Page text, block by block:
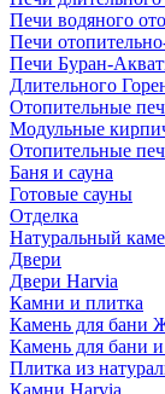
Печи водяного
Печи
Печи Буран-
Длительного
Отопительные
Модульные
Отопительные
Баня и сауна
Готовые сауны
Отделка
Натуральный
Двери
Двери Harvia
Камни и плитка
Камень для бани
Камень для бани
Плитка из
Камни Harvia